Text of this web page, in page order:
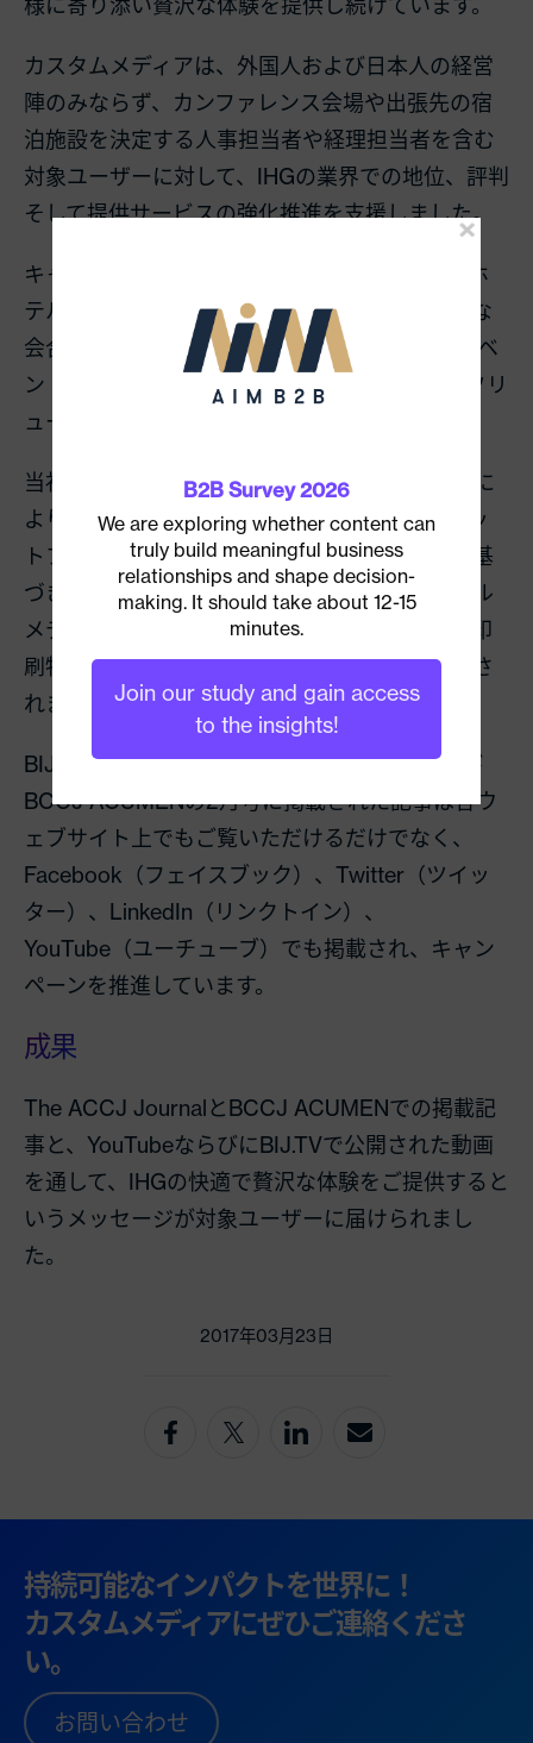
2017年03月23日
カスタムメディアは、外国人および日本人の経営
陣のみならず、カンファレンス会場や出張先の宿
泊施設を決定する人事担当者や経理担当者を含む
対象ユーザーに対して、 IHGの業界での地位、評判
そして提供サービスの強化推進を支援しました。
キャンペーンの趣旨は、日本国内における
ホ
テルの知名度高めることでした。特に、小規模な
会合から大会議
、インセンティブ、ビジネスイベ
ント（
）向けのサービス、施設、場所、ソリ
ューションに焦点を当てました。
当社は、統合的なマルチチャネル・アプローチに
より、
IHG のメッセージを発信しました。プラッ
トフォームは、経営陣が情報を受け取る方法に基
づき、印刷物、ウェブサイト、動画、ソーシャル
メディアなどから選択。より有効な方法として印
刷物と、知名度をより高めるための動画が採用さ
れました。
BIJ.TV でのビデオと、TheACCJ Journalおよび
BCCJ ACUMENの2月号に掲載された記事は各ウ
ェブサイト上でもご覧いただけるだけでなく、
Facebook （フェイスブック）、 Twitter （ツイッ
ター）、 LinkedIn （リンクトイン）、
YouTube （ユーチューブ）でも掲載され、キャン
ペーンを推進しています。
成果
The ACCJ JournalとBCCJ ACUMENでの掲載記
事と、 YouTubeならびにBIJ.TVで公開された動画
を通して、 IHGの快適で贅沢な体験をご提供すると
いうメッセージが対象ユーザーに届けられまし
た。
持続可能なインパクトを世界に！
カスタムメディアにぜひご連絡くださ
い。
お問い合わせ
B2B Survey 2026
We are exploring whether content can
truly build meaningful business
relationships and shape decision-
making. It should take about 12-15
minutes.
Join our study and gain access
to the insights!